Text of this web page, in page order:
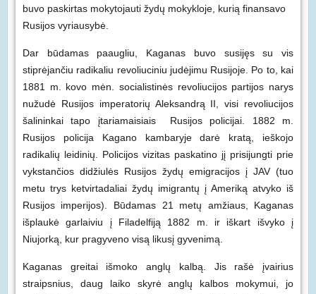
buvo paskirtas mokytojauti žydų mokykloje, kurią finansavo
Rusijos vyriausybė.
Dar būdamas paaugliu, Kaganas buvo susijęs su vis
stiprėjančiu radikaliu revoliuciniu judėjimu Rusijoje. Po to, kai
1881 m. kovo mėn. socialistinės revoliucijos partijos narys
nužudė Rusijos imperatorių Aleksandrą II, visi revoliucijos
šalininkai tapo įtariamaisiais Rusijos policijai. 1882 m.
Rusijos policija Kagano kambaryje darė kratą, ieškojo
radikalių leidinių. Policijos vizitas paskatino jį prisijungti prie
vykstančios didžiulės Rusijos žydų emigracijos į JAV (tuo
metu trys ketvirtadaliai žydų imigrantų į Ameriką atvyko iš
Rusijos imperijos). Būdamas 21 metų amžiaus, Kaganas
išplaukė garlaiviu į Filadelfiją 1882 m. ir iškart išvyko į
Niujorką, kur pragyveno visą likusį gyvenimą.
Kaganas greitai išmoko anglų kalbą. Jis rašė įvairius
straipsnius, daug laiko skyrė anglų kalbos mokymui, jo